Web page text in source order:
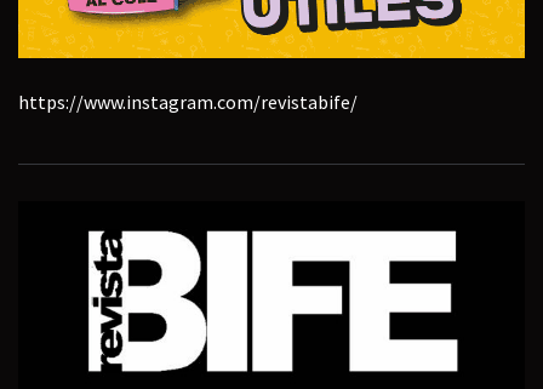
https://www.instagram.com/revistabife/